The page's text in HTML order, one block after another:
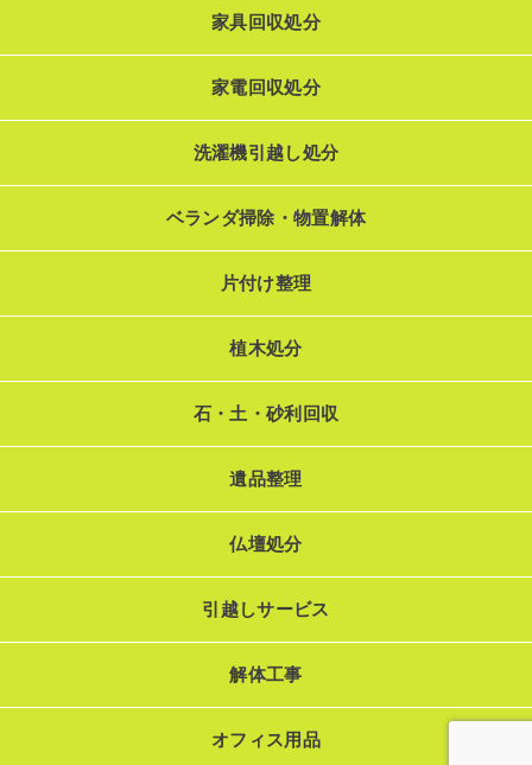
家具回収処分
家電回収処分
洗濯機引越し処分
ベランダ掃除・物置解体
片付け整理
植木処分
石・土・砂利回収
遺品整理
仏壇処分
引越しサービス
解体工事
オフィス用品